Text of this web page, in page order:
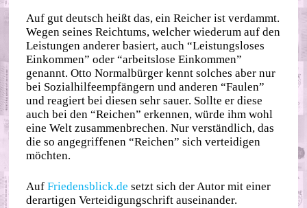
Auf gut deutsch heißt das, ein Reicher ist verdammt.
Wegen seines Reichtums, welcher wiederum auf den
Leistungen anderer basiert, auch “Leistungsloses
Einkommen” oder “arbeitslose Einkommen”
genannt. Otto Normalbürger kennt solches aber nur
bei Sozialhilfeempfängern und anderen “Faulen”
und reagiert bei diesen sehr sauer. Sollte er diese
auch bei den “Reichen” erkennen, würde ihm wohl
eine Welt zusammenbrechen. Nur verständlich, das
die so angegriffenen “Reichen” sich verteidigen
möchten.
AufFriedensblick.de setzt sich der Autor mit einer
derartigen Verteidigungschrift auseinander.